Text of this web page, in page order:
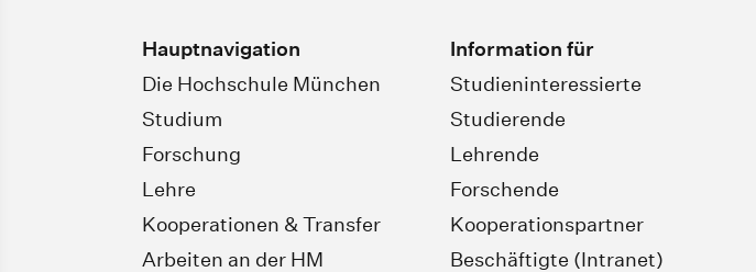
Hauptnavigation
Die Hochschule München
Studium
Forschung
Lehre
Kooperationen & Transfer
Arbeiten an der HM
Information für
Studieninteressierte
Studierende
Lehrende
Forschende
Kooperationspartner
Beschäftigte (Intranet)